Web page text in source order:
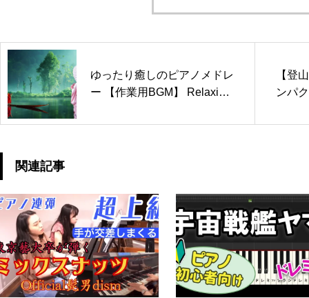
ゆったり癒しのピアノメドレ
ー 【作業用BGM】 Relaxing
【登
ンパ
語り
関連記事